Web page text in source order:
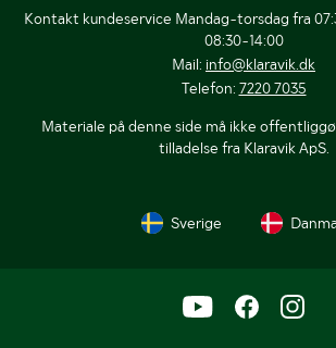
Kontakt kundeservice Mandag-torsdag fra
08:30-14:00
Mail: info@klaravik.dk
Telefon: 7220 7035
Materiale på denne side må ikke
tilladelse fra Klaravik ApS.
Sverige